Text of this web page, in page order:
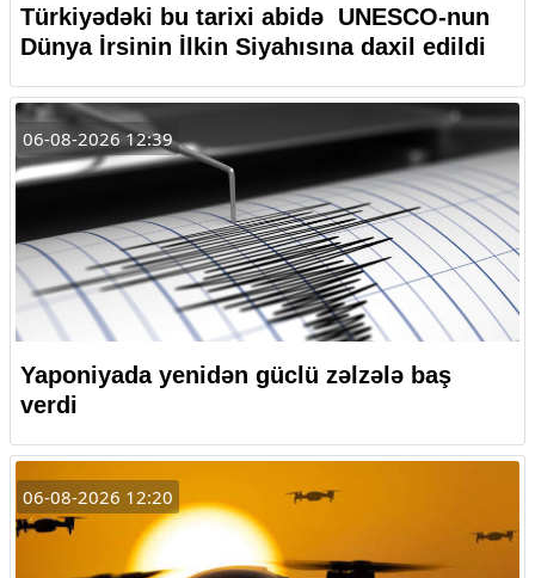
Türkiyədəki bu tarixi abidə UNESCO-nun
Dünya İrsinin İlkin Siyahısına daxil edildi
06-08-2026 12:39
Yaponiyada yenidən güclü zəlzələ baş
verdi
06-08-2026 12:20